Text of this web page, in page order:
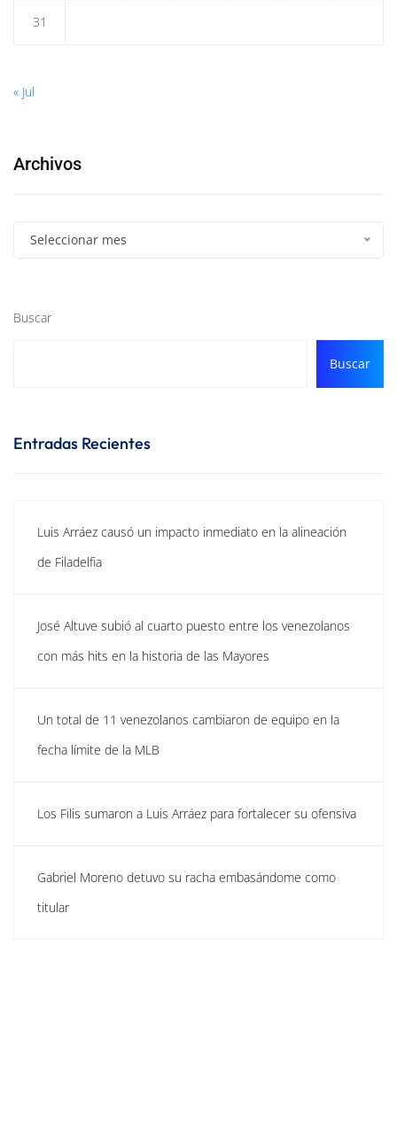
31
« Jul
Archivos
Seleccionar mes
Buscar
Buscar
Entradas Recientes
Luis Arráez causó un impacto inmediato en la alineación
de Filadelfia
José Altuve subió al cuarto puesto entre los venezolanos
con más hits en la historia de las Mayores
Un total de 11 venezolanos cambiaron de equipo en la
fecha límite de la MLB
Los Filis sumaron a Luis Arráez para fortalecer su ofensiva
Gabriel Moreno detuvo su racha embasándome como
titular